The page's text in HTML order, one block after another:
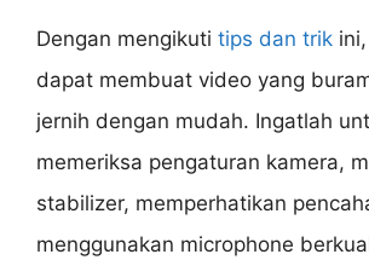
Dengan mengikuti tips dan trik
dapat membuat video yang
jernih dengan mudah. Ingatlah
memeriksa pengaturan kamera,
stabilizer, memperhatikan
menggunakan microphone